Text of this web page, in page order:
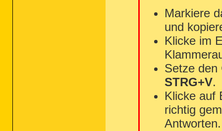
Markiere
und
Klicke im
Setze den
STRG+V.
Klicke auf
richtig
Antworten.